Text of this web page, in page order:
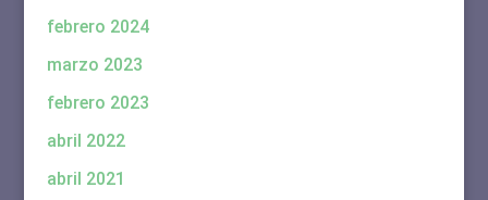
febrero 2024
marzo 2023
febrero 2023
abril 2022
abril 2021